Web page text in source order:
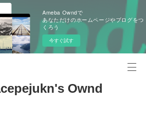
Ameba Owndで
あなただけのホームページやブログをつ
くろう
今すぐ試す
Ownd